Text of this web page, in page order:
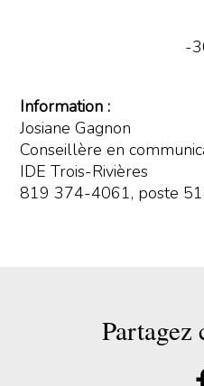
-
Information :
Josiane Gagnon
Conseillère en
IDE Trois-Rivières
819 374-4061, poste